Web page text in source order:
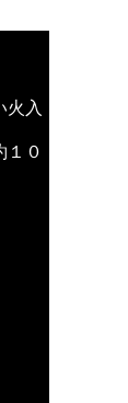
火入
１０